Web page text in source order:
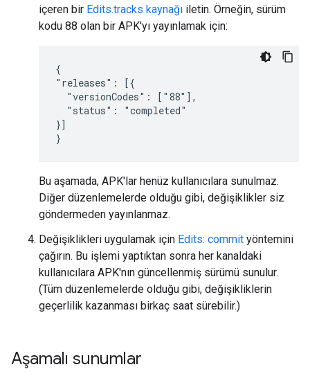
içeren bir Edits.tracks kaynağı iletin. Örneğin, sürüm
kodu 88 olan bir APK'yı yayınlamak için:
{
"releases": [{
  "versionCodes": ["88"],
  "status": "completed"
}]
}
Bu aşamada, APK'lar henüz kullanıcılara sunulmaz.
Diğer düzenlemelerde olduğu gibi, değişiklikler siz
göndermeden yayınlanmaz.
Değişiklikleri uygulamak için Edits: commit yöntemini
çağırın. Bu işlemi yaptıktan sonra her kanaldaki
kullanıcılara APK'nın güncellenmiş sürümü sunulur.
(Tüm düzenlemelerde olduğu gibi, değişikliklerin
geçerlilik kazanması birkaç saat sürebilir.)
Aşamalı sunumlar